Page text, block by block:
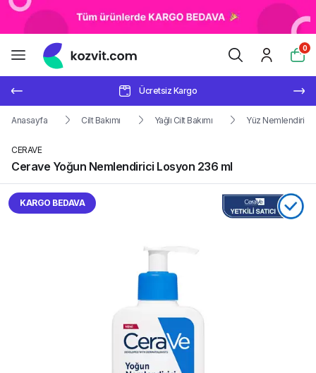
0
Ücretsiz Kargo
Anasayfa Cilt Bakımı Yağlı Cilt Bakımı Yüz
CERAVE
Cerave Yoğun Nemlendirici Losyon 236 ml
KARGO BEDAVA